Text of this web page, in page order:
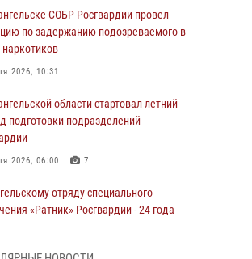
СОБР Росгвардии провел
по задержанию подозреваемого в
2026, 10:31
области стартовал летний
подготовки подразделений
2026, 06:00 7
отряду специального
«Ратник» Росгвардии - 24 года